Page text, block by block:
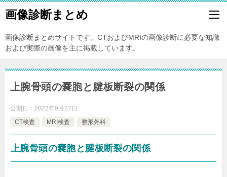
画像診断まとめ
画像診断まとめサイトです。CTおよびMRIの画像診断に必要な知識
および実際の画像を主に掲載しています。
上腕骨頭の嚢胞と腱板断裂の関係
公開日： 2022年9月27日
CT検査
MRI検査 整形外科
上腕骨頭の嚢胞と腱板断裂の関係